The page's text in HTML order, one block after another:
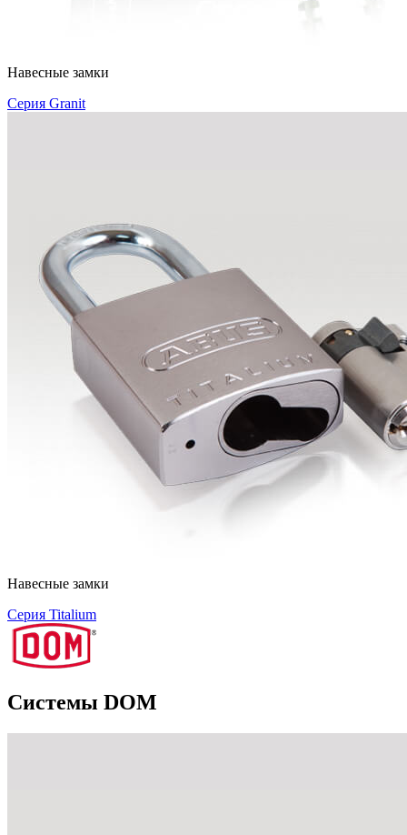
Навесные замки
Серия Granit
Навесные замки
Серия Titalium
Системы DOM